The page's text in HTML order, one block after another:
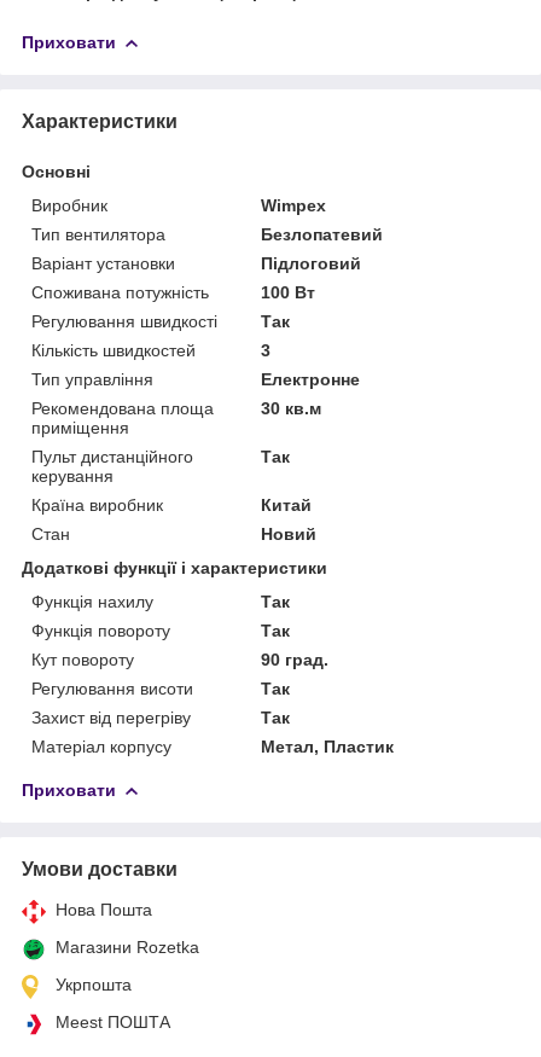
Приховати
Характеристики
Основні
Виробник
Wimpex
Тип вентилятора
Безлопатевий
Варіант установки
Підлоговий
Споживана потужність
100 Вт
Регулювання швидкості
Так
Кількість швидкостей
3
Тип управління
Електронне
Рекомендована площа
приміщення
30 кв.м
Пульт дистанційного
керування
Так
Країна виробник
Китай
Стан
Новий
Додаткові функції і характеристики
Функція нахилу
Так
Функція повороту
Так
Кут повороту
90 град.
Регулювання висоти
Так
Захист від перегріву
Так
Матеріал корпусу
Метал, Пластик
Приховати
Умови доставки
Нова Пошта
Магазини Rozetka
Укрпошта
Meest ПОШТА